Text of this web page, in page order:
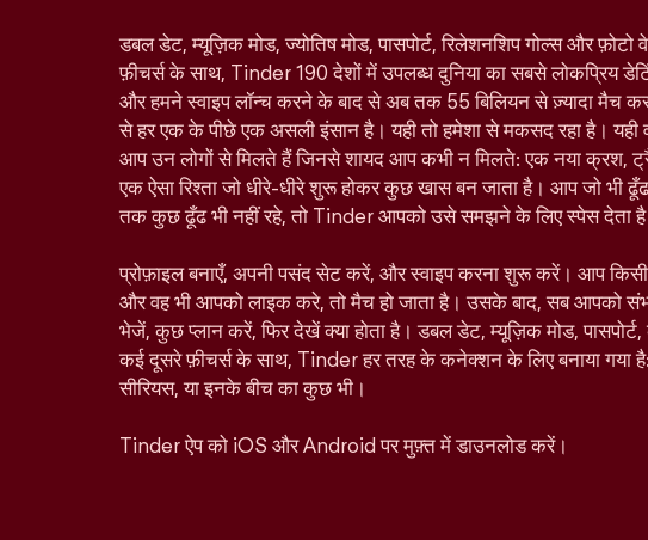
डबल डेट, म्यूज़िक मोड, ज्योतिष मोड, पासपोर्ट, रिलेशनशिप गोल्स और
फ़ीचर्स के साथ, Tinder 190 देशों में उपलब्ध दुनिया का सबसे लोकप्रिय
और हमने स्वाइप लॉन्च करने के बाद से अब तक 55 बिलियन से ज़्यादा मैच
से हर एक के पीछे एक असली इंसान है। यही तो हमेशा से मकसद रहा है। यही
आप उन लोगों से मिलते हैं जिनसे शायद आप कभी न मिलते: एक नया क्रश,
एक ऐसा रिश्ता जो धीरे-धीरे शुरू होकर कुछ खास बन जाता है। आप जो भी
तक कुछ ढूँढ भी नहीं रहे, तो Tinder आपको उसे समझने के लिए स्पेस देता
प्रोफ़ाइल बनाएँ, अपनी पसंद सेट करें, और स्वाइप करना शुरू करें। आप
और वह भी आपको लाइक करे, तो मैच हो जाता है। उसके बाद, सब आपको
भेजें, कुछ प्लान करें, फिर देखें क्या होता है। डबल डेट, म्यूज़िक मोड,
कई दूसरे फ़ीचर्स के साथ, Tinder हर तरह के कनेक्शन के लिए बनाया गया
सीरियस, या इनके बीच का कुछ भी।
Tinder ऐप को iOS और Android पर मुफ़्त में डाउनलोड करें।